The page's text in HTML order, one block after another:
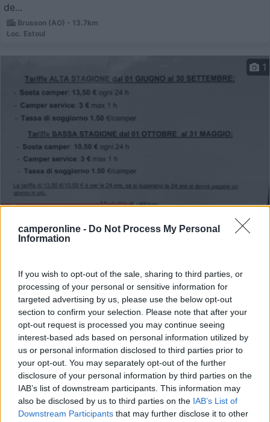
camperonline - Do Not Process My Personal
Information
If you wish to opt-out of the sale, sharing to third parties, or
processing of your personal or sensitive information for
targeted advertising by us, please use the below opt-out
section to confirm your selection. Please note that after your
opt-out request is processed you may continue seeing
interest-based ads based on personal information utilized by
us or personal information disclosed to third parties prior to
your opt-out. You may separately opt-out of the further
disclosure of your personal information by third parties on the
IAB’s list of downstream participants. This information may
also be disclosed by us to third parties on the IAB’s List of
Downstream Participants that may further disclose it to other
de...
Brusson (AO) - 13.7km
Loc. Estoul
1
Area camper Vollon Brusson
Servizi / Posizione
A 1,5 km dal centro e a 700 m dal lago, area comunale
per...
Brusson (AO) - 15.6km
Rue des Pians